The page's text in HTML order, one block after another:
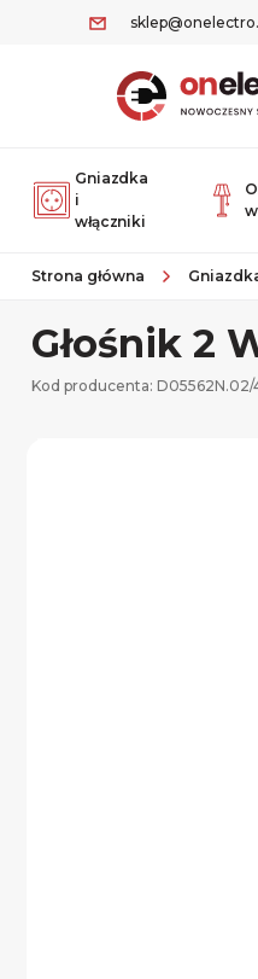
Gniazdka
i
włączniki
Strona główna
Głośnik 2
Kod producenta: D05562N.02/